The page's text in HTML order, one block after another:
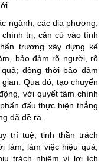
ngành, các địa phương,
trị, căn cứ vào tình
trương xây dựng kế
bảo đảm rõ người, rõ
đồng thời bảo đảm
Qua đó, tạo chuyển
với quyết tâm chính
đấu thực hiện thắng
đã đề ra.
trí tuệ, tinh thần trách
làm, làm việc hiệu quả,
trách nhiệm vì lợi ích